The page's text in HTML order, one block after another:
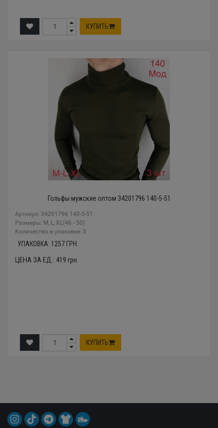
КУПИТЬ
Гольфы мужские оптом 34201796 140-5-51
Артикул: 34201796 140-5-51
Размеры: M, L, XL(46 - 50)
Количество в упаковке: 3
УПАКОВКА: 1257 ГРН.
ЦЕНА ЗА ЕД.: 419 грн.
КУПИТЬ